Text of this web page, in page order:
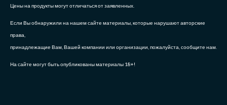
Цены на продукты могут отличаться от заявленных.
Если Вы обнаружили на нашем сайте материалы, которые нарушают авторские
права,
принадлежащие Вам, Вашей компании или организации, пожалуйста, сообщите нам.
На сайте могут быть опубликованы материалы 18+!